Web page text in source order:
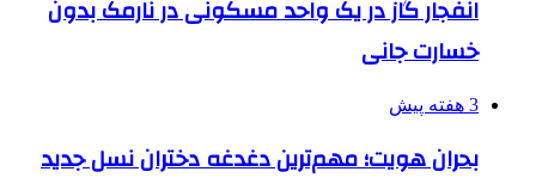
انفجار گاز در یک واحد مسکونی در نارمک بدون
خسارت جانی
3 هفته پیش
بحران هویت؛ مهم‌ترین دغدغه دختران نسل جدید